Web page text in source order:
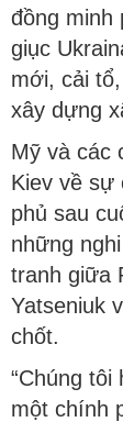
đồng minh
giục
mới, cải
xây dựng
Mỹ và các
Kiev về sự
phủ sau
những
tranh giữa
Yatseniuk
chốt.
“Chúng
một chính